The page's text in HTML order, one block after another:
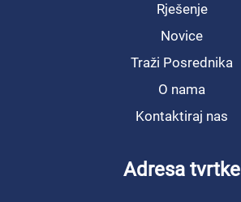
Rješenje
Novice
Traži Posrednika
O nama
Kontaktiraj nas
Adresa tvrtke